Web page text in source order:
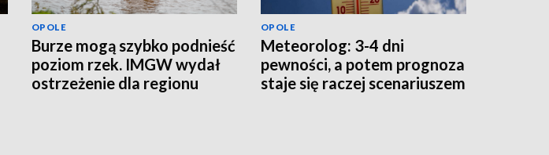
OPOLE
Burze mogą szybko podnieść
poziom rzek. IMGW wydał
ostrzeżenie dla regionu
OPOLE
Meteorolog: 3-4 dni
pewności, a potem prognoza
staje się raczej scenariuszem